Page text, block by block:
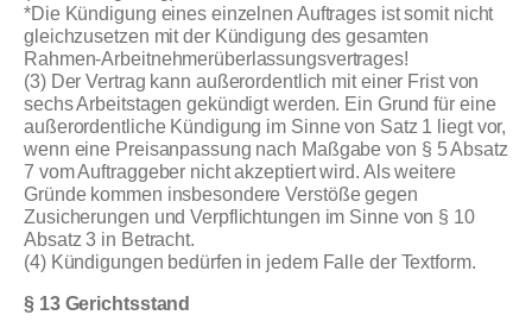
*Die Kündigung eines einzelnen Auftrages ist somit nicht
gleichzusetzen mit der Kündigung des gesamten
Rahmen-Arbeitnehmerüberlassungsvertrages!
(3) Der Vertrag kann außerordentlich mit einer Frist von
sechs Arbeitstagen gekündigt werden. Ein Grund für eine
außerordentliche Kündigung im Sinne von Satz 1 liegt vor,
wenn eine Preisanpassung nach Maßgabe von § 5 Absatz
7 vom Auftraggeber nicht akzeptiert wird. Als weitere
Gründe kommen insbesondere Verstöße gegen
Zusicherungen und Verpflichtungen im Sinne von § 10
Absatz 3 in Betracht.
(4) Kündigungen bedürfen in jedem Falle der Textform.
§ 13 Gerichtsstand